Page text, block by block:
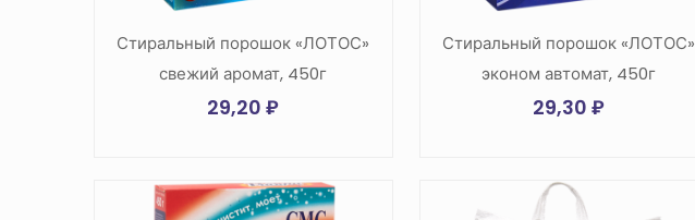
Стиральный порошок «ЛОТОС»
свежий аромат, 450г
29,20₽
Стиральный порошок «ЛОТОС»
эконом автомат, 450г
29,30₽